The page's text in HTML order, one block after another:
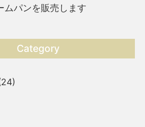
ムパンを販売します
Category